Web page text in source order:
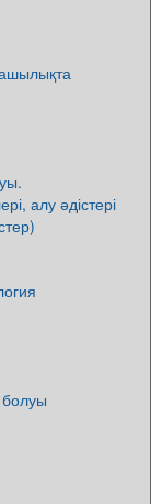
алу әдістері